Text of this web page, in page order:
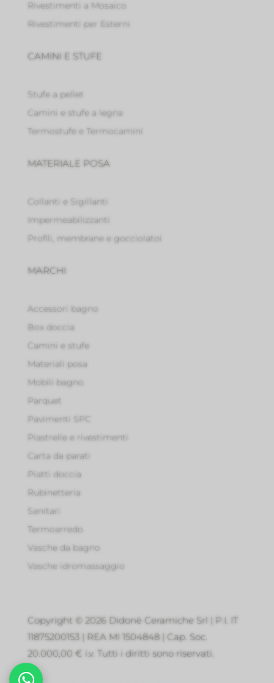
Rivestimenti a Mosaico
Rivestimenti per Esterni
CAMINI E STUFE
Stufe a pellet
Camini e stufe a legna
Termostufe e Termocamini
MATERIALE POSA
Collanti e Sigillanti
Impermeabilizzanti
Profili, membrane e gocciolatoi
MARCHI
Accessori bagno
Box doccia
Camini e stufe
Materiali posa
Mobili bagno
Parquet
Pavimenti SPC
Piastrelle e rivestimenti
Carta da parati
Piatti doccia
Rubinetteria
Sanitari
Termoarredo
Vasche da bagno
Vasche idromassaggio
Copyright © 2026 Didonè Ceramiche Srl | P.I. IT
11875200153 | REA MI 1504848 | Cap. Soc.
20.000,00 € i.v. Tutti i diritti sono riservati.